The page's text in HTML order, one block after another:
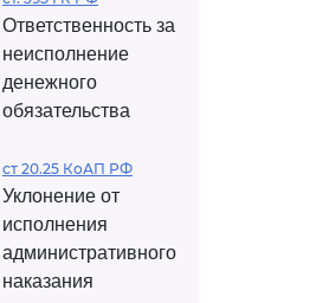
Ответственность за
неисполнение
денежного
обязательства
ст 20.25 КоАП РФ
Уклонение от
исполнения
административного
наказания